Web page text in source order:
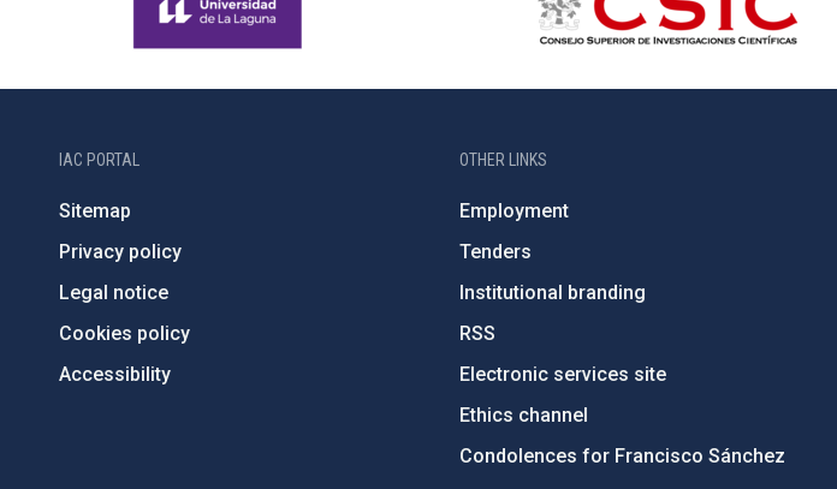
IAC PORTAL
Sitemap
Privacy policy
Legal notice
Cookies policy
Accessibility
OTHER LINKS
Employment
Tenders
Institutional branding
RSS
Electronic services site
Ethics channel
Condolences for Francisco Sánchez